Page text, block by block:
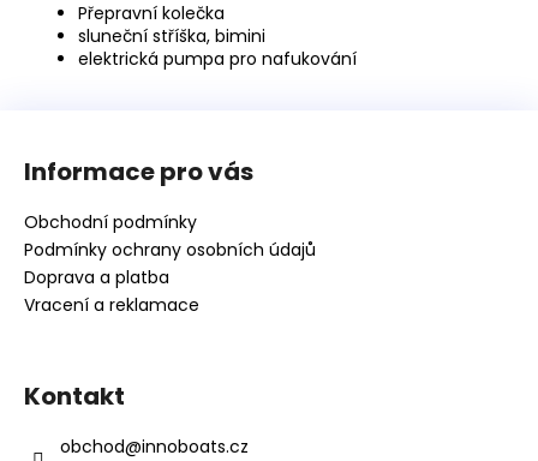
Přepravní kolečka
sluneční stříška, bimini
elektrická pumpa pro nafukování
Informace pro vás
Obchodní podmínky
Podmínky ochrany osobních údajů
Doprava a platba
Vracení a reklamace
Kontakt
obchod@innoboats.cz